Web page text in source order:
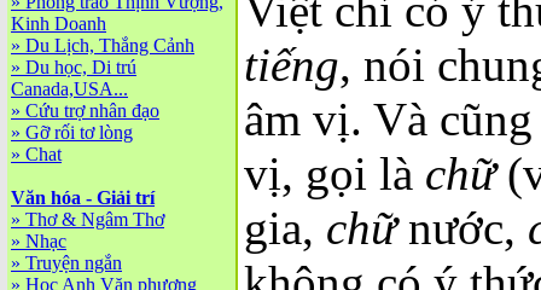
Kinh Doanh
» Du Lịch, Thắng Cảnh
» Du học, Di trú
Canada,USA...
» Cứu trợ nhân đạo
» Gỡ rối tơ lòng
» Chat
Văn hóa - Giải trí
» Thơ & Ngâm Thơ
» Nhạc
» Truyện ngắn
» Học Anh Văn phương
tiếng, nói
âm vị. Và
vị, gọi là chữ
gia, chữnước,